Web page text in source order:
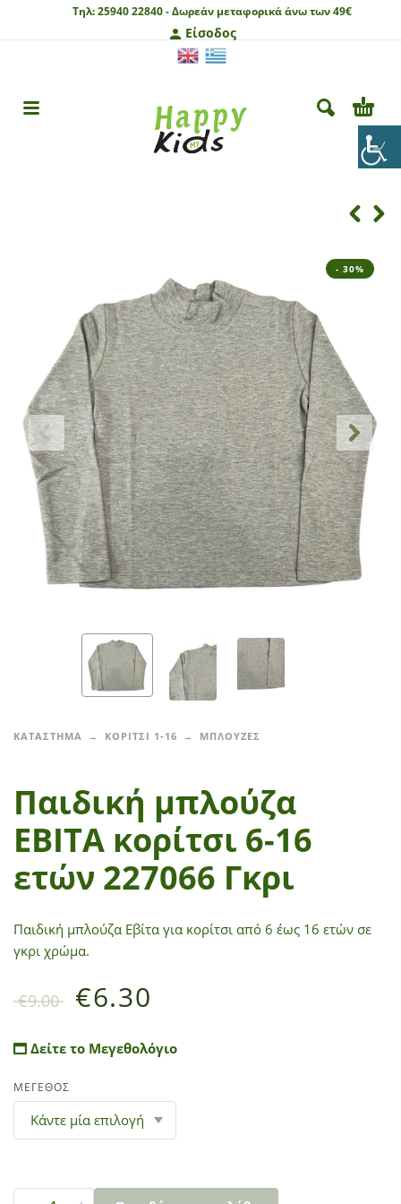
Τηλ:25940 22840 -Δωρεάν μεταφορικά άνω των 49€
Είσοδος
- 30%
ΚΑΤΑΣΤΗΜΑ ΚΟΡΙΤΣΙ 1-16 ΜΠΛΟΥΖΕΣ
Παιδική μπλούζα
ΕΒΙΤΑ κορίτσι 6-16
ετών 227066 Γκρι
Παιδική μπλούζα Εβίτα για κορίτσι από 6 έως 16 ετών σε
γκρι χρώμα.
€9.00 €6.30
Δείτε το Μεγεθολόγιο
ΜΕΓΕΘΟΣ